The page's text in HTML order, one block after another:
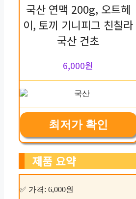
국산 연맥 200g, 오트헤
이, 토끼 기니피그 친칠라
국산 건초
6,000원
최저가 확인
제품 요약
✅ 가격: 6,000원